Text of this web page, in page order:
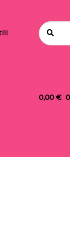
Etsi:
Haku
0,00€